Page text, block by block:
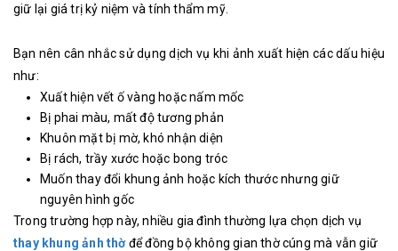
giữ lại giá trị kỷ niệm và tính thẩm mỹ.
Bạn nên cân nhắc sử dụng dịch vụ khi ảnh xuất hiện các dấu hiệu
như:
Xuất hiện vết ố vàng hoặc nấm mốc
Bị phai màu, mất độ tương phản
Khuôn mặt bị mờ, khó nhận diện
Bị rách, trầy xước hoặc bong tróc
Muốn thay đổi khung ảnh hoặc kích thước nhưng giữ
nguyên hình gốc
Trong trường hợp này, nhiều gia đình thường lựa chọn dịch vụ
thay khung ảnh thờđể đồng bộ không gian thờ cúng mà vẫn giữ